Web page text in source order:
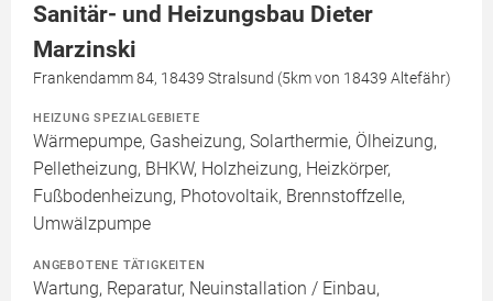
Sanitär- und Heizungsbau Dieter
Marzinski
Frankendamm 84, 18439 Stralsund (5km von 18439 Altefähr)
HEIZUNG SPEZIALGEBIETE
Wärmepumpe, Gasheizung, Solarthermie, Ölheizung,
Pelletheizung, BHKW, Holzheizung, Heizkörper,
Fußbodenheizung, Photovoltaik, Brennstoffzelle,
Umwälzpumpe
ANGEBOTENE TÄTIGKEITEN
Wartung, Reparatur, Neuinstallation / Einbau,